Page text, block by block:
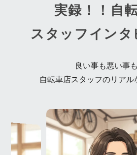
実録！！自
スタッフインタ
良い事も悪い事も
自転車店スタッフのリアル